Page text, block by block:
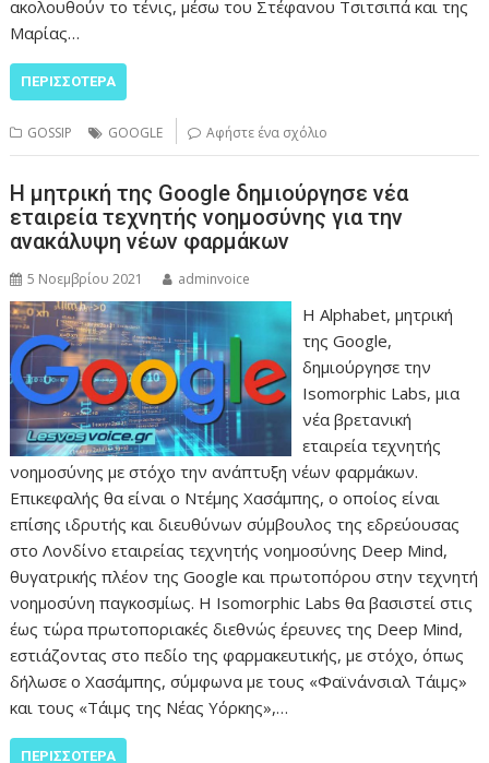
ακολουθούν το τένις, μέσω του Στέφανου Τσιτσιπά και της
Μαρίας…
ΠΕΡΙΣΣΌΤΕΡΑ
GOSSIP GOOGLE Αφήστε ένα σχόλιο
Η μητρική της Google δημιούργησε νέα
εταιρεία τεχνητής νοημοσύνης για την
ανακάλυψη νέων φαρμάκων
5 Νοεμβρίου 2021 adminvoice
Η Alphabet, μητρική
της Google,
δημιούργησε την
Isomorphic Labs, μια
νέα βρετανική
εταιρεία τεχνητής
νοημοσύνης με στόχο την ανάπτυξη νέων φαρμάκων.
Επικεφαλής θα είναι ο Ντέμης Χασάμπης, ο οποίος είναι
επίσης ιδρυτής και διευθύνων σύμβουλος της εδρεύουσας
στο Λονδίνο εταιρείας τεχνητής νοημοσύνης Deep Mind,
θυγατρικής πλέον της Google και πρωτοπόρου στην τεχνητή
νοημοσύνη παγκοσμίως. Η Isomorphic Labs θα βασιστεί στις
έως τώρα πρωτοποριακές διεθνώς έρευνες της Deep Mind,
εστιάζοντας στο πεδίο της φαρμακευτικής, με στόχο, όπως
δήλωσε ο Χασάμπης, σύμφωνα με τους «Φαϊνάνσιαλ Τάιμς»
και τους «Τάιμς της Νέας Υόρκης»,…
ΠΕΡΙΣΣΌΤΕΡΑ